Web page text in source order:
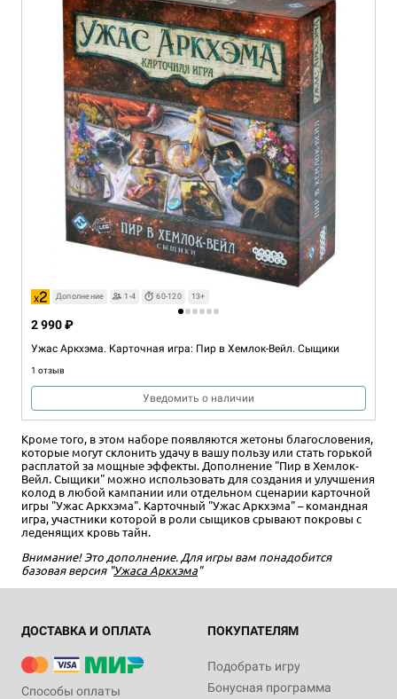
Дополнение 1-4 60-120 13+
Ужас Аркхэма. Карточная игра: Пир в Хемлок-Вейл. Сыщики
1 отзыв
2 990 ₽
Уведомить о наличии
Кроме того, в этом наборе появляются жетоны благословения,
которые могут склонить удачу в вашу пользу или стать горькой
расплатой за мощные эффекты. Дополнение "Пир в Хемлок-
Вейл. Сыщики" можно использовать для создания и улучшения
колод в любой кампании или отдельном сценарии карточной
игры "Ужас Аркхэма". Карточный "Ужас Аркхэма" – командная
игра, участники которой в роли сыщиков срывают покровы с
леденящих кровь тайн.
Внимание! Это дополнение. Для игры вам понадобится
базовая версия "Ужаса Аркхэма"
ДОСТАВКА И ОПЛАТА
Способы оплаты
ПОКУПАТЕЛЯМ
Подобрать игру
Бонусная программа